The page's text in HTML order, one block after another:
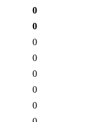
0
0
0
0
0
0
0